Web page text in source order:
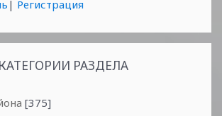
| Регистрация
КАТЕГОРИИ РАЗДЕЛА
[375]